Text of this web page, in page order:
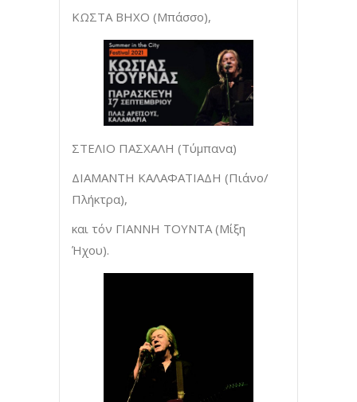
ΚΩΣΤΑ ΒΗΧΟ (Μπάσσο),
ΣΤΕΛΙΟ ΠΑΣΧΑΛΗ (Tύμπανα)
ΔΙΑΜΑΝΤΗ ΚΑΛΑΦΑΤΙΑΔΗ (Πιάνο/
Πλήκτρα),
και τόν ΓΙΑΝΝΗ ΤΟΥΝΤΑ (Μίξη
Ήχου).